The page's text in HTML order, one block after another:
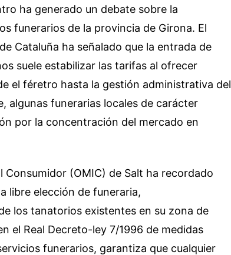
ha generado un debate sobre la
funerarios de la provincia de Girona. El
Cataluña ha señalado que la entrada de
suele estabilizar las tarifas al ofrecer
el féretro hasta la gestión administrativa del
funerarias locales de carácter
por la concentración del mercado en
(OMIC) de Salt ha recordado
libre elección de funeraria,
los tanatorios existentes en su zona de
el Real Decreto-ley 7/1996 de medidas
funerarios, garantiza que cualquier